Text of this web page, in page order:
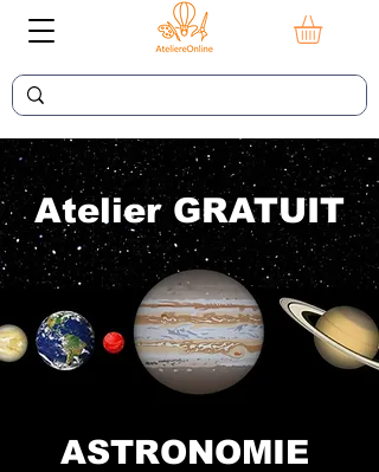
Atelier GRATUIT
ASTRONOMIE